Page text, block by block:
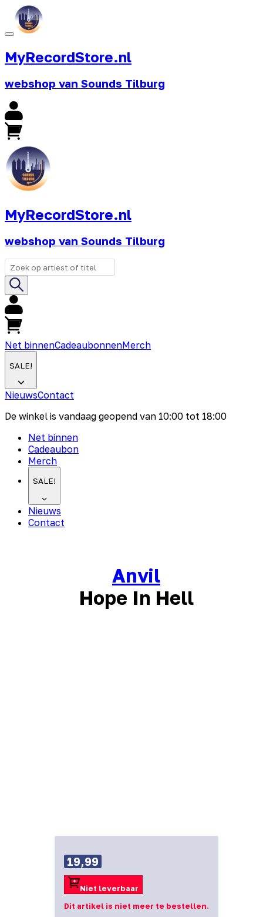
MyRecordStore.nl
webshop van Sounds Tilburg
MyRecordStore.nl
webshop van Sounds Tilburg
Net binnenCadeaubonnenMerch
SALE!
NieuwsContact
De winkel is vandaag geopend van 10:00 tot 18:00
Net binnen
Cadeaubon
Merch
SALE!
Nieuws
Contact
Anvil
Hope In Hell
19,99
Niet leverbaar
Dit artikel is niet meer te bestellen.